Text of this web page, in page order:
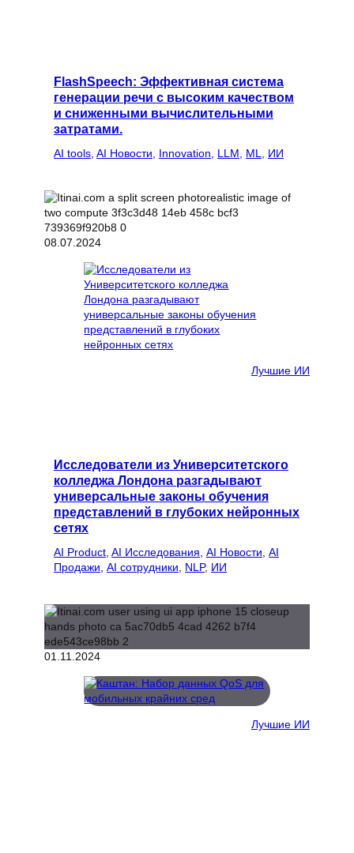
FlashSpeech: Эффективная система
генерации речи с высоким качеством
и сниженными вычислительными
затратами.
AI tools, AI Новости, Innovation, LLM, ML, ИИ
08.07.2024
Лучшие ИИ
Исследователи из Университетского
колледжа Лондона разгадывают
универсальные законы обучения
представлений в глубоких нейронных
сетях
AI Product, AI Исследования, AI Новости, AI
Продажи, AI сотрудники, NLP, ИИ
01.11.2024
Лучшие ИИ